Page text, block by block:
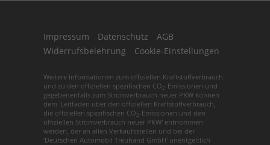
Impressum Datenschutz
AGB
Widerrufsbelehrung
Cookie-Einstellungen
Weitere Informationen zum offiziellen Kraftstoffverbrauch
und zu den offiziellen spezifischen CO2 -Emissionen und
gegebenenfalls zum Stromverbrauch neuer PKW können
dem 'Leitfaden über den offiziellen Kraftstoffverbrauch,
die offiziellen spezifischen CO2 -Emissionen und den
offiziellen Stromverbrauch neuer PKW' entnommen
werden, der an allen Verkaufsstellen und bei der
'Deutschen Automobil Treuhand GmbH' unentgeltlich